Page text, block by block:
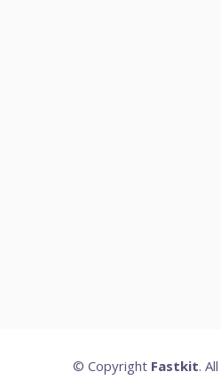
© Copyright Fastkit.